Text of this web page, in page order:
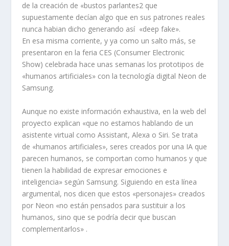
de la creación de «bustos parlantes2 que
supuestamente decían algo que en sus patrones reales
nunca habian dicho generando así «deep fake».
En esa misma corriente, y ya como un salto más, se
presentaron en la feria CES (Consumer Electronic
Show) celebrada hace unas semanas los prototipos de
«humanos artificiales» con la tecnología digital Neon de
Samsung.
Aunque no existe información exhaustiva, en la web del
proyecto explican «que no estamos hablando de un
asistente virtual como Assistant, Alexa o Siri. Se trata
de «humanos artificiales», seres creados por una IA que
parecen humanos, se comportan como humanos y que
tienen la habilidad de expresar emociones e
inteligencia» según Samsung. Siguiendo en esta línea
argumental, nos dicen que estos «personajes» creados
por Neon «no están pensados para sustituir a los
humanos, sino que se podría decir que buscan
complementarlos» .